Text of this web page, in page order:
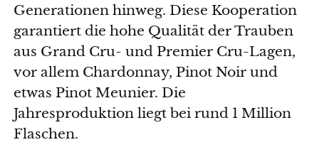
Generationen hinweg. Diese Kooperation
garantiert die hohe Qualität der Trauben
aus Grand Cru- und Premier Cru-Lagen,
vor allem Chardonnay, Pinot Noir und
etwas Pinot Meunier. Die
Jahresproduktion liegt bei rund 1 Million
Flaschen.